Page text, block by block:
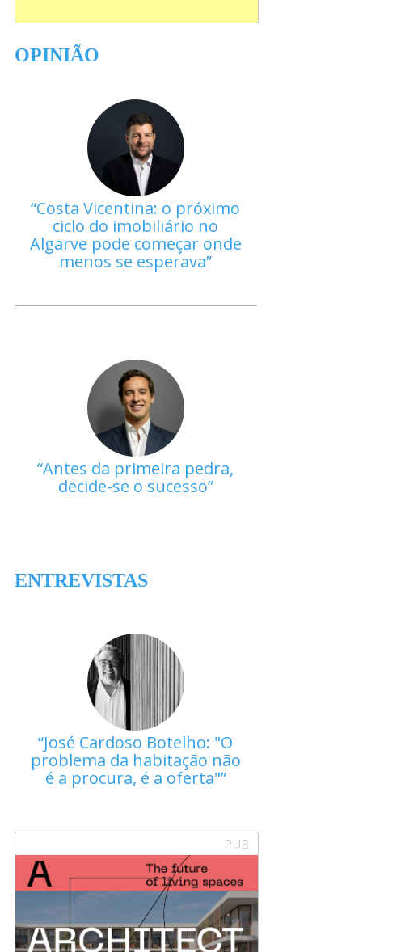
OPINIÃO
Costa Vicentina: o próximo
ciclo do imobiliário no
Algarve pode começar onde
menos se esperava
Antes da primeira pedra,
decide-se o sucesso
ENTREVISTAS
José Cardoso Botelho: "O
problema da habitação não
é a procura, é a oferta"
PUB